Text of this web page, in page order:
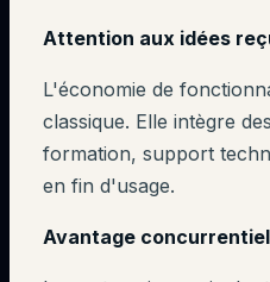
Attention aux idées
L'économie de
classique. Elle intègre
formation, support
en fin d'usage.
Avantage concurrentiel